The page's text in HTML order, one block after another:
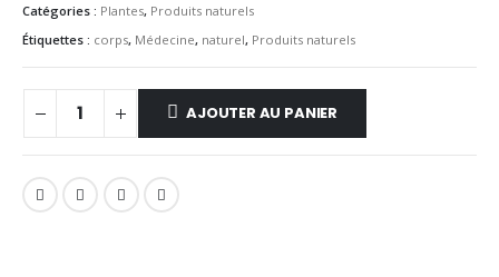
Catégories : Plantes, Produits naturels
Étiquettes : corps, Médecine, naturel, Produits naturels
AJOUTER AU PANIER